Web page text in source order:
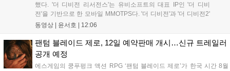
했다. '더 디비전 리서전스'는 유비소프트의 대표 IP인 '더 디비
전'을 기반으로 한 모바일 MMOTPS다. '더 디비전'과 '더 디비전2'
사이의 시기를 배경으로 하고 있으며, 완전히 새로운 독립형 스토
의 디비전 요원이 되어...
동영상 | 윤서호 12:06
팬텀 블레이드 제로, 12일 예약판매 개시…신규 트레일러
공개 예정
에스게임의 쿵푸펑크 액션 RPG ‘팬텀 블레이드 제로’가 한국 시간 8월